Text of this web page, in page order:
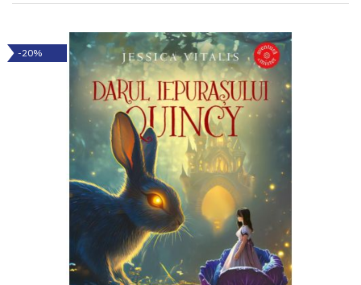
-20%